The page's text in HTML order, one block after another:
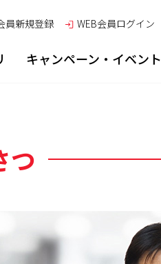
員新規登録 WEB会員ログイン
キャンペーン・イベント
つ